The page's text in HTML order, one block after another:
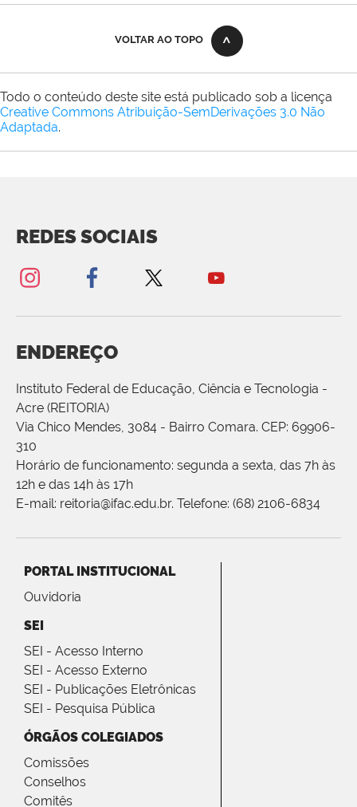
VOLTAR AO TOPO
Todo o conteúdo deste site está publicado sob a licença
Creative Commons Atribuição-SemDerivações 3.0 Não
Adaptada.
REDES SOCIAIS
ENDEREÇO
Instituto Federal de Educação, Ciência e Tecnologia -
Acre (REITORIA)
Via Chico Mendes, 3084 - Bairro Comara. CEP: 69906-
310
Horário de funcionamento: segunda a sexta, das 7h às
12h e das 14h às 17h
E-mail: reitoria@ifac.edu.br. Telefone: (68) 2106-6834
PORTAL INSTITUCIONAL
Ouvidoria
SEI
SEI - Acesso Interno
SEI - Acesso Externo
SEI - Publicações Eletrônicas
SEI - Pesquisa Pública
ÓRGÃOS COLEGIADOS
Comissões
Conselhos
Comitês